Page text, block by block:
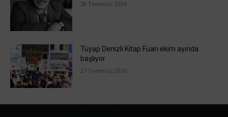
28 Temmuz 2026
Tüyap Denizli Kitap Fuarı ekim ayında
başlıyor
27 Temmuz 2026